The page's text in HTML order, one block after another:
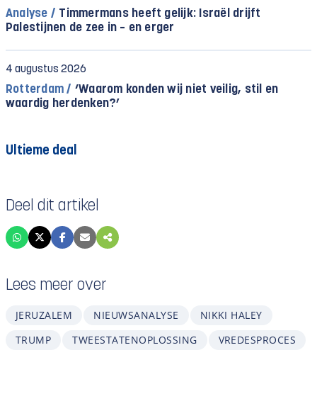
Analyse / Timmermans heeft gelijk: Israël drijft
Palestijnen de zee in – en erger
4 augustus 2026
Rotterdam / ‘Waarom konden wij niet veilig, stil en
waardig herdenken?’
Ultieme deal
Deel dit artikel
Lees meer over
JERUZALEM NIEUWSANALYSE
NIKKI HALEY
TRUMP
TWEESTATENOPLOSSING VREDESPROCES